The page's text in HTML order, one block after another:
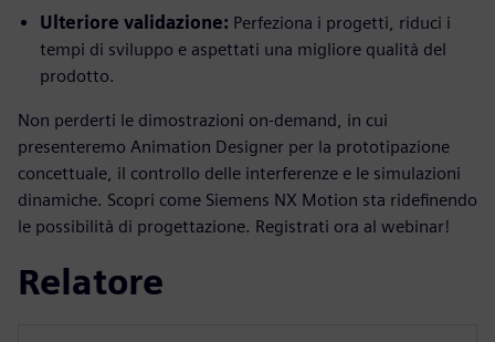
Ulteriore validazione: Perfeziona i progetti, riduci i
tempi di sviluppo e aspettati una migliore qualità del
prodotto.
Non perderti le dimostrazioni on-demand, in cui
presenteremo Animation Designer per la prototipazione
concettuale, il controllo delle interferenze e le simulazioni
dinamiche. Scopri come Siemens NX Motion sta ridefinendo
le possibilità di progettazione. Registrati ora al webinar!
Relatore